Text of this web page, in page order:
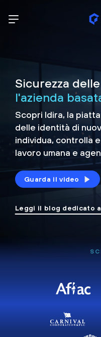
Sicurezza
l'azienda
Scopri Idira, la
delle identità di
individua, controlla e
lavoro umana e
Guarda il video
Leggi il blog dedicato